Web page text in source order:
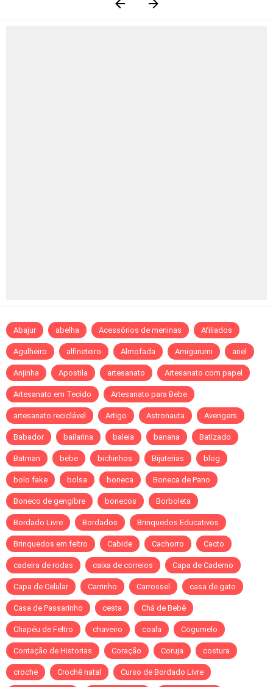
Abajur abelha Acessórios de meninas Afiliados
Agulheiro alfineteiro Almofada Amigurumi anel
Anjinha Apostila artesanato Artesanato com papel
Artesanato em Tecido Artesanato para Bebe
artesanato reciclável Artigo Astronauta Avengers
Babador bailarina baleia banana Batizado
Batman bebe bichinhos Bijuterias blog
bolo fake bolsa boneca Boneca de Pano
Boneco de gengibre bonecos Borboleta
Bordado Livre Bordados Brinquedos Educativos
Brinquedos em feltro Cabide Cachorro Cacto
cadeira de rodas caixa de correios Capa de Caderno
Capa de Celular Carrinho Carrossel casa de gato
Casa de Passarinho cesta Chá de Bebê
Chapéu de Feltro chaveiro coala Cogumelo
Contação de Historias Coração Coruja costura
croche Crochê natal Curso de Bordado Livre